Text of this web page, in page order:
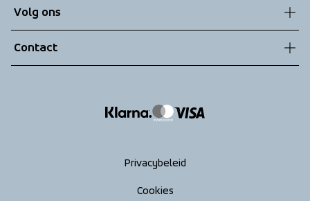
Technologieën
Algemene voorwaarden
Retouren
Volg ons
Contact
Privacybeleid
Cookies